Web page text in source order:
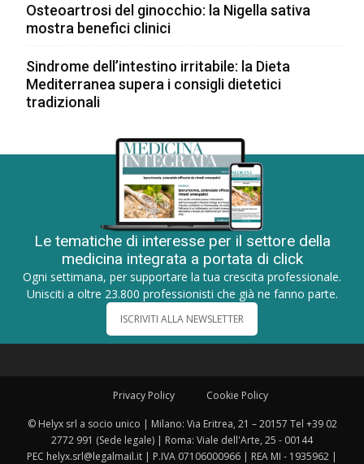
Osteoartrosi del ginocchio: la Nigella sativa
mostra benefici clinici
Sindrome dell’intestino irritabile: la Dieta
Mediterranea supera i consigli dietetici
tradizionali
Le tematiche di interesse per il settore della
medicina integrata a portata di click
Ogni settimana, per supportare la tua crescita professionale.
Unisciti a oltre 23.800 professionisti che già ne fanno parte.
ISCRIVITI ALLA NEWSLETTER
Privacy Policy Cookie Policy
© Helyx srl a socio unico | Milano: Via Eritrea, 21 – 20157 Tel +39 02
2772 991 (Sede legale) | Roma: Viale dell'Arte, 25 - 00144
PEC helyx.srl@legalmail.it | P.IVA 07106000966 | REA MI - 1935962 |